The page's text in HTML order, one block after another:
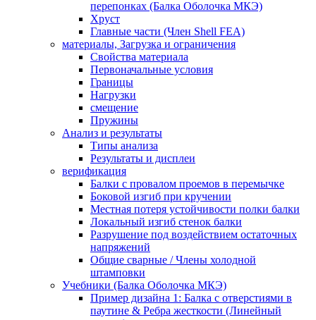
перепонках (Балка Оболочка МКЭ)
Хруст
Главные части (Член Shell FEA)
материалы, Загрузка и ограничения
Свойства материала
Первоначальные условия
Границы
Нагрузки
смещение
Пружины
Анализ и результаты
Типы анализа
Результаты и дисплеи
верификация
Балки с провалом проемов в перемычке
Боковой изгиб при кручении
Местная потеря устойчивости полки балки
Локальный изгиб стенок балки
Разрушение под воздействием остаточных
напряжений
Общие сварные / Члены холодной
штамповки
Учебники (Балка Оболочка МКЭ)
Пример дизайна 1: Балка с отверстиями в
паутине & Ребра жесткости (Линейный